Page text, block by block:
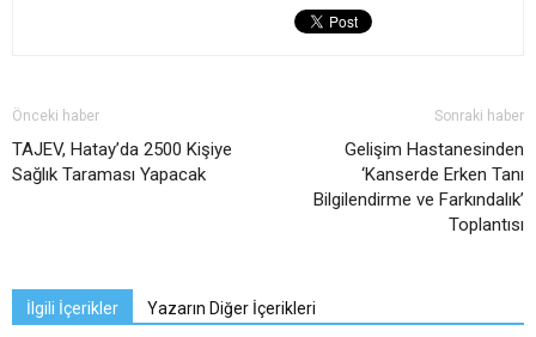
Önceki haber
TAJEV, Hatay’da 2500 Kişiye
Sağlık Taraması Yapacak
Sonraki haber
Gelişim Hastanesinden
‘Kanserde Erken Tanı
Bilgilendirme ve Farkındalık’
Toplantısı
İlgili İçerikler Yazarın Diğer İçerikleri